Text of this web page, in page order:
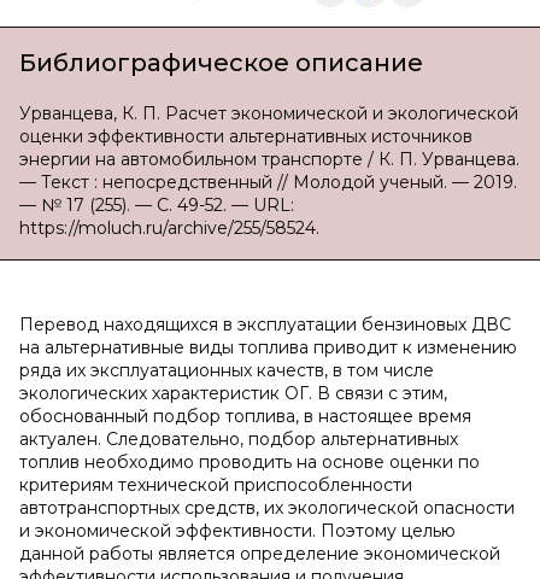
Библиографическое описание
Урванцева, К. П. Расчет экономической и экологической
оценки эффективности альтернативных источников
энергии на автомобильном транспорте / К. П. Урванцева.
— Текст : непосредственный // Молодой ученый. — 2019.
— № 17 (255). — С. 49-52. — URL:
https://moluch.ru/archive/255/58524.
Перевод находящихся в эксплуатации бензиновых ДВС
на альтернативные виды топлива приводит к изменению
ряда их эксплуатационных качеств, в том числе
экологических характеристик ОГ. В связи с этим,
обоснованный подбор топлива, в настоящее время
актуален. Следовательно, подбор альтернативных
топлив необходимо проводить на основе оценки по
критериям технической приспособленности
автотранспортных средств, их экологической опасности
и экономической эффективности. Поэтому целью
данной работы является определение экономической